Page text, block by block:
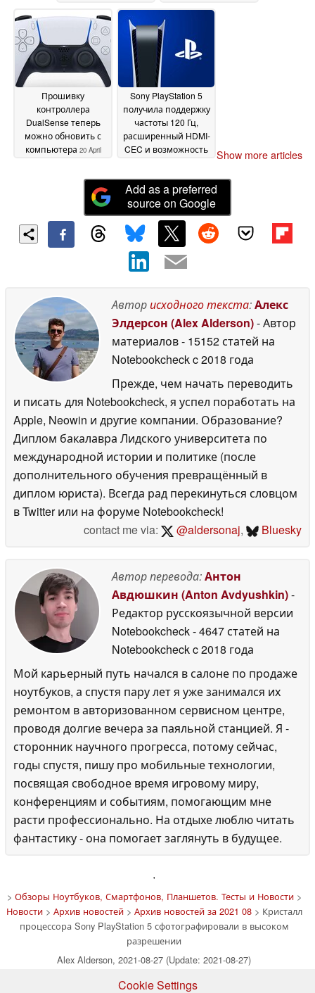
October 2022
Прошивку
контроллера
DualSense теперь
можно обновить с
компьютера 20 April
Sony PlayStation 5
получила поддержку
частоты 120 Гц,
расширенный HDMI-
CEC и возможность
April 2021
Show more articles
Add as a preferred
source on Google
Авторисходного текста:Алекс
Элдерсон (Alex Alderson)- Автор
материалов- 15152 статей на
Notebookcheckc 2018 года
Прежде, чем начать переводить
и писать для Notebookcheck, я успел поработать на
Apple, Neowin и другие компании. Образование?
Диплом бакалавра Лидского университета по
международной истории и политике (после
дополнительного обучения превращённый в
диплом юриста). Всегда рад перекинуться словцом
в Twitter или на форуме Notebookcheck!
contact me via:
@aldersonaj, Bluesky
Автор перевода:Антон
Авдюшкин (Anton Avdyushkin)-
Редактор русскоязычной версии
Notebookcheck- 4647 статей на
Notebookcheckc 2018 года
Мой карьерный путь начался в салоне по продаже
ноутбуков, а спустя пару лет я уже занимался их
ремонтом в авторизованном сервисном центре,
проводя долгие вечера за паяльной станцией. Я -
сторонник научного прогресса, потому сейчас,
годы спустя, пишу про мобильные технологии,
посвящая свободное время игровому миру,
конференциям и событиям, помогающим мне
расти профессионально. На отдыхе люблю читать
фантастику - она помогает заглянуть в будущее.
'
> Обзоры Ноутбуков, Смартфонов, Планшетов. Тесты и Новости>
Новости> Архив новостей> Архив новостей за 2021 08> Кристалл
процессора Sony PlayStation 5 сфотографировали в высоком
разрешении
Alex Alderson, 2021-08-27 (Update: 2021-08-27)
Cookie Settings